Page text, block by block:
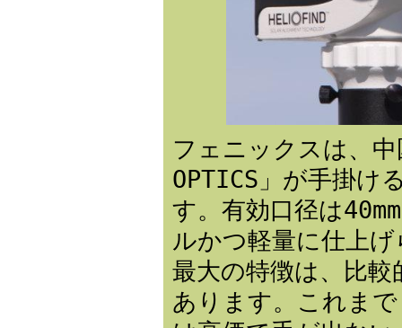
フェニックスは、中
OPTICS」が手掛け
す。有効口径は
ルかつ軽量に仕上
最大の特徴は、比
あります。これま